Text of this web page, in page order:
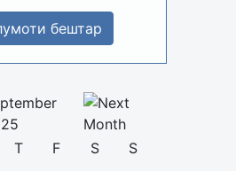
бештар
T F S
S